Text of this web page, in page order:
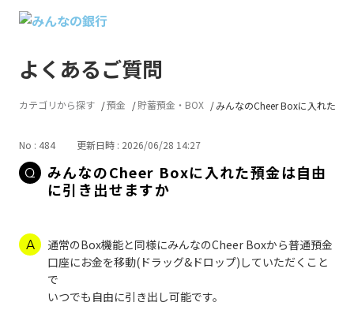
よくあるご質問
カテゴリから探す 預金 貯蓄預金・BOX みんなのCheer Boxに入れた...
No : 484 更新日時 : 2026/06/28 14:27
みんなのCheer Boxに入れた預金は自由
に引き出せますか
通常のBox機能と同様にみんなのCheer Boxから普通預金
口座にお金を移動(ドラッグ&ドロップ)していただくこと
で
いつでも自由に引き出し可能です。